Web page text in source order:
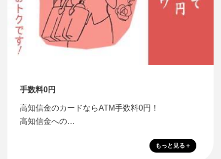
手数料0円
高知信金のカードならATM手数料0円！
高知信金への…